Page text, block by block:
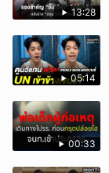
13:28
05:14
00:33